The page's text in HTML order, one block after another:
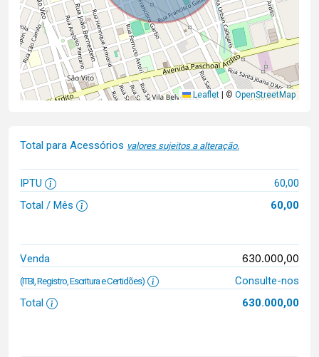
Leaflet | © OpenStreetMap
Total para Acessórios valores sujeitos a alteração.
IPTU
60,00
Total / Mês
60,00
Venda 630.000,00
(ITBI, Registro, Escritura e Certidões)
Consulte-nos
Total
630.000,00